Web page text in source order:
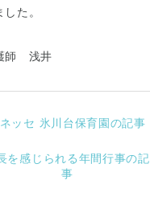
兵庫県
た。
師 浅井
ッセ 氷川台保育園の記事
を感じられる年間行事の記
事